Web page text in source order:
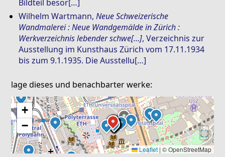
Bildteil besor[…]
Wilhelm Wartmann,Neue Schweizerische
Wandmalerei : Neue Wandgemälde in Zürich :
Werkverzeichnis lebender schwe[…], Verzeichnis zur
Ausstellung im Kunsthaus Zürich vom 17.11.1934
bis zum 9.1.1935. Die Ausstellu[…]
lage dieses und benachbarter werke:
+
−
⛶
Leaflet | © OpenStreetMap